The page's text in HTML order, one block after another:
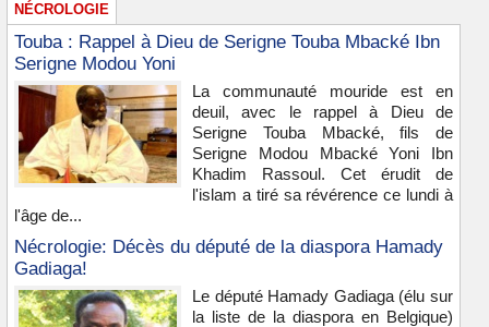
NÉCROLOGIE
Touba : Rappel à Dieu de Serigne Touba Mbacké Ibn
Serigne Modou Yoni
La communauté mouride est en
deuil, avec le rappel à Dieu de
Serigne Touba Mbacké, fils de
Serigne Modou Mbacké Yoni Ibn
Khadim Rassoul. Cet érudit de
l'islam a tiré sa révérence ce lundi à
l'âge de...
Nécrologie: Décès du député de la diaspora Hamady
Gadiaga!
Le député Hamady Gadiaga (élu sur
la liste de la diaspora en Belgique)